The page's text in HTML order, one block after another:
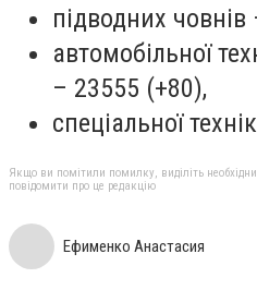
підводних човнів
автомобільної
– 23555 (+80),
спеціальної
Якщо ви помітили помилку, виділіть
повідомити про це редакцію
Ефименко Анастасия